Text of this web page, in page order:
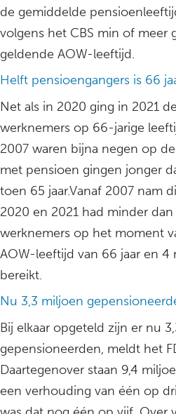
de gemiddelde
volgens het CBS min of meer
geldende AOW-leeftijd.
Helft pensioengangers is 66
Net als in 2020 ging in 2021
werknemers op 66-jarige
2007 waren bijna negen op
met pensioen gingen jonger
toen 65 jaar.Vanaf 2007 nam
2020 en 2021 had minder
werknemers op het moment
AOW-leeftijd van 66 jaar en 4
bereikt.
Nu 3,3 miljoen
Bij elkaar opgeteld zijn er nu
gepensioneerden, meldt het
Daartegenover staan 9,4
een verhouding van één op